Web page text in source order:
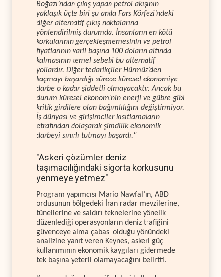
Boğazı’ndan çıkış yapan petrol akışının
yaklaşık üçte biri şu anda Fars Körfezi’ndeki
diğer alternatif çıkış noktalarına
yönlendirilmiş durumda. İnsanların en kötü
korkularının gerçekleşmemesinin ve petrol
fiyatlarının varil başına 100 doların altında
kalmasının temel sebebi bu alternatif
yollardır. Diğer tedarikçiler Hürmüz’den
kaçmayı başardığı sürece küresel ekonomiye
darbe o kadar şiddetli olmayacaktır. Ancak bu
durum küresel ekonominin enerji ve gübre gibi
kritik girdilere olan bağımlılığını değiştirmiyor.
İş dünyası ve girişimciler kısıtlamaların
etrafından dolaşarak şimdilik ekonomik
darbeyi sınırlı tutmayı başardı."
"Askeri çözümler deniz
taşımacılığındaki sigorta korkusunu
yenmeye yetmez"
Program yapımcısı Mario Nawfal’ın, ABD
ordusunun bölgedeki İran radar mevzilerine,
tünellerine ve saldırı teknelerine yönelik
düzenlediği operasyonların deniz trafiğini
güvenceye alma çabası olduğu yönündeki
analizine yanıt veren Keynes, askeri güç
kullanımının ekonomik kaygıları gidermede
tek başına yeterli olamayacağını belirtti.